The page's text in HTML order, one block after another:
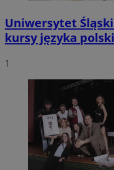
Uniwersytet
kursy języka
1